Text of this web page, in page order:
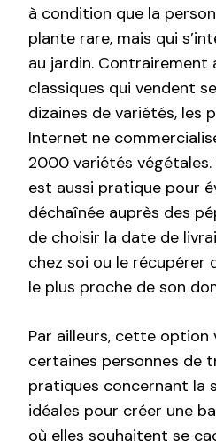
à condition que la
plante rare, mais qui
au jardin. Contrairement
classiques qui vendent
dizaines de variétés, les
Internet ne
2000 variétés végétales.
est aussi pratique pour
déchaînée auprès des
de choisir la date de
chez soi ou le récupérer
le plus proche de son
Par ailleurs, cette
certaines personnes de
pratiques concernant la
idéales pour créer une
où elles souhaitent se